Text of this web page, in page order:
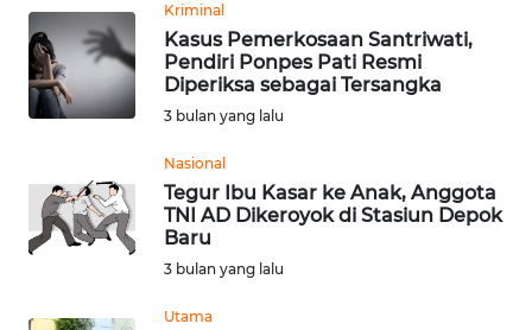
Kriminal
Kasus Pemerkosaan Santriwati,
Pendiri Ponpes Pati Resmi
Diperiksa sebagai Tersangka
3 bulan yang lalu
Nasional
Tegur Ibu Kasar ke Anak, Anggota
TNI AD Dikeroyok di Stasiun Depok
Baru
3 bulan yang lalu
Utama
WN
JAMBI
WN
WN
NTB
SULTENG